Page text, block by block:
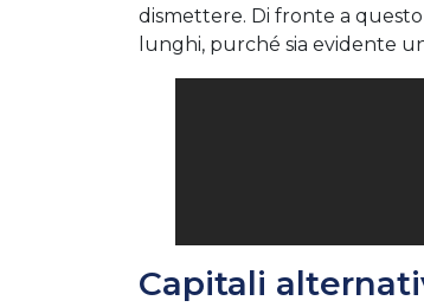
dismettere. Di fronte a
lunghi, purché sia evidente
Capitali